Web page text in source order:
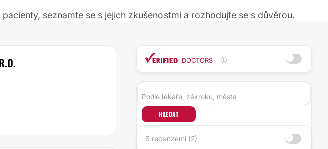
seznamte se s jejich zkušenostmi a rozhodujte se s důvěrou.
DOCTORS
HLEDAT
S recenzemi (2)